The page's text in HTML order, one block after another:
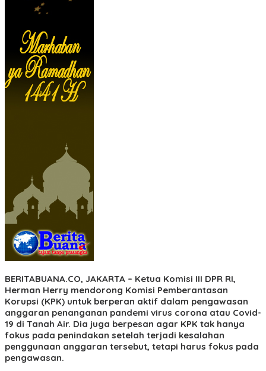
BERITABUANA.CO, JAKARTA – Ketua Komisi III DPR RI,
Herman Herry mendorong Komisi Pemberantasan
Korupsi (KPK) untuk berperan aktif dalam pengawasan
anggaran penanganan pandemi virus corona atau Covid-
19 di Tanah Air. Dia juga berpesan agar KPK tak hanya
fokus pada penindakan setelah terjadi kesalahan
penggunaan anggaran tersebut, tetapi harus fokus pada
pengawasan.